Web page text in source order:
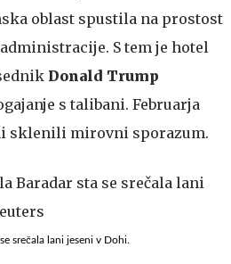
oblast spustila na prostost
S tem je hotel
Donald Trump
s talibani. Februarja
sklenili mirovni sporazum.
srečala lani jeseni v Dohi.